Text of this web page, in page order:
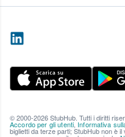
© 2000-2026 StubHub. Tutti i diritti
Accordo per gli utenti, Informativa
biglietti da terze parti; StubHub non è